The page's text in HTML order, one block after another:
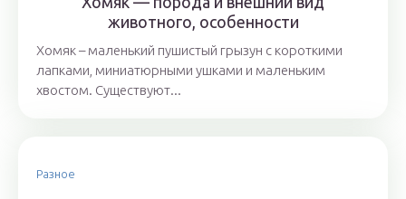
животного, особенности
Хомяк – маленький пушистый грызун с короткими
лапками, миниатюрными ушками и маленьким
хвостом. Существуют...
Разное